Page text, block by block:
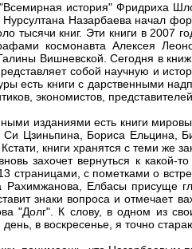
история" Фридриха
Назарбаева начал
тысячи книг. Эти книги в 2007
космонавта Алексея
Вишневской. Сегодня в
собой научную и
есть книги с дарственными
экономистов, представителей
изданиями есть книги
Цзиньпина, Бориса Ельцина,
книги хранятся с теми же
захочет вернуться к
страницами, с пометками о
Елбасы присуще
знаки вопроса и
"Долг". К слову, в одном из
в воскресенье, я точно